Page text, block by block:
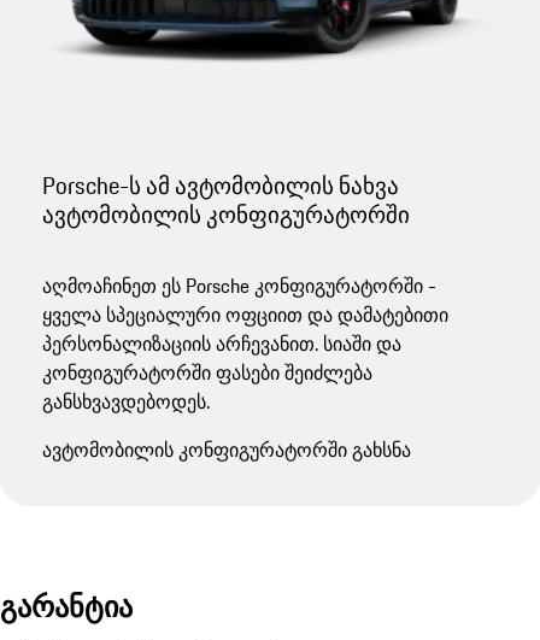
Porsche-ს ამ ავტომობილის ნახვა
ავტომობილის კონფიგურატორში
აღმოაჩინეთ ეს Porsche კონფიგურატორში -
ყველა სპეციალური ოფციით და დამატებითი
პერსონალიზაციის არჩევანით. სიაში და
კონფიგურატორში ფასები შეიძლება
განსხვავდებოდეს.
ავტომობილის კონფიგურატორში გახსნა
გარანტია